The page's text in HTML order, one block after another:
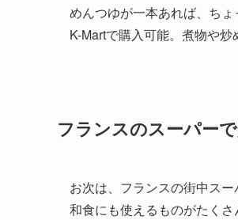
めんつゆが一本あれば、ち
K-Martで購入可能。煮物や炒
フランスのスーパー
お次は、フランスの街中ス
和食にも使えるものがたく